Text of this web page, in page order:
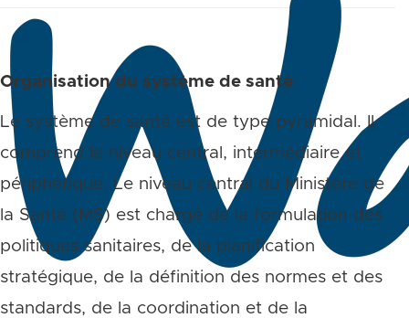
Organisation du système de santé
Le système de santé est de type pyramidal. Il
comprend le niveau central, intermédiaire et
périphérique. Le niveau central du Ministère de
la Santé (MS) est chargé de la formulation des
politiques sanitaires, de la planification
stratégique, de la définition des normes et des
standards, de la coordination et de la